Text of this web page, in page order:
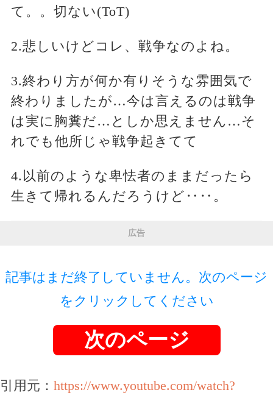
て。。切ない(ToT)
2.悲しいけどコレ、戦争なのよね。
3.終わり方が何か有りそうな雰囲気で
終わりましたが…今は言えるのは戦争
は実に胸糞だ…としか思えません…そ
れでも他所じゃ戦争起きてて
4.以前のような卑怯者のままだったら
生きて帰れるんだろうけど‥‥。
広告
記事はまだ終了していません。次のページ
をクリックしてください
次のページ
引用元： https://www.youtube.com/watch?